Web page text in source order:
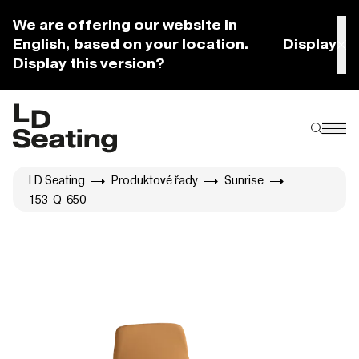
We are offering our website in
English, based on your location.
Display this version?
Display
LD Seating Produktové řady
Sunrise
153-Q-650